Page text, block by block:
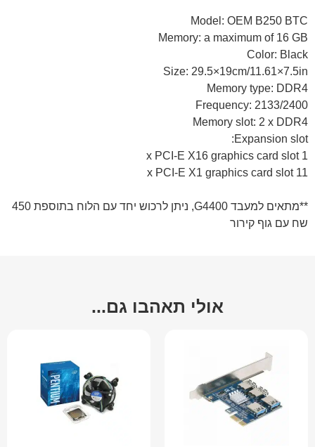
Model: OEM B250 BTC
Memory: a maximum of 16 GB
Color: Black
Size: 29.5×19cm/11.61×7.5in
Memory type: DDR4
Frequency: 2133/2400
Memory slot: 2 x DDR4
Expansion slot:
1 x PCI-E X16 graphics card slot
11 x PCI-E X1 graphics card slot
**מתאים למעבד G4400, ניתן לרכוש יחד עם הלוח בתוספת 450
שח עם גוף קירור
אולי תאהבו גם...